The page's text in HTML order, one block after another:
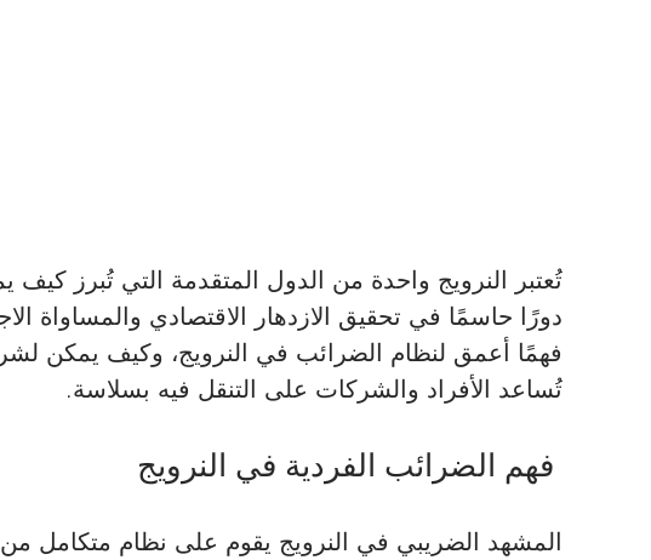
تُعتبر النرويج واحدة من الدول المتقدمة التي تُبرز
دورًا حاسمًا في تحقيق الازدهار الاقتصادي والمساواة
تُساعد الأفراد والشركات على التنقل فيه بسلاسة.
المشهد الضريبي في النرويج يقوم على نظام متكامل